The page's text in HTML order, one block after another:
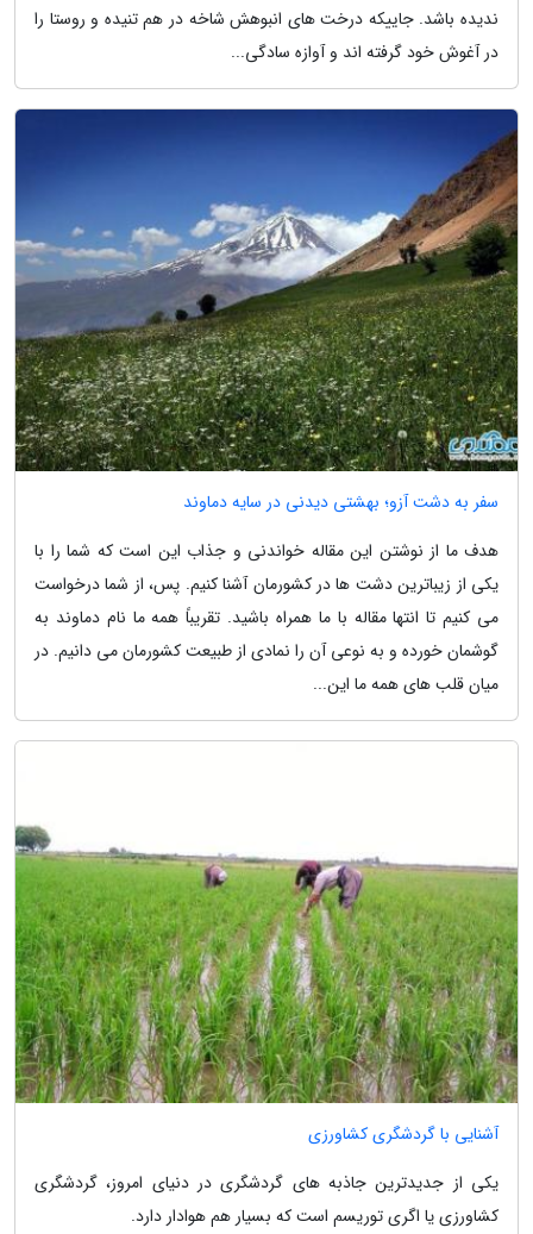
ندیده باشد. جاییکه درخت های انبوهش شاخه در هم تنیده و روستا را
در آغوش خود گرفته اند و آوازه سادگی...
سفر به دشت آزو؛ بهشتی دیدنی در سایه دماوند
هدف ما از نوشتن این مقاله خواندنی و جذاب این است که شما را با
یکی از زیباترین دشت ها در کشورمان آشنا کنیم. پس، از شما درخواست
می کنیم تا انتها مقاله با ما همراه باشید. تقریباً همه ما نام دماوند به
گوشمان خورده و به نوعی آن را نمادی از طبیعت کشورمان می دانیم. در
میان قلب های همه ما این...
آشنایی با گردشگری کشاورزی
یکی از جدیدترین جاذبه های گردشگری در دنیای امروز، گردشگری
کشاورزی یا اگری توریسم است که بسیار هم هوادار دارد.